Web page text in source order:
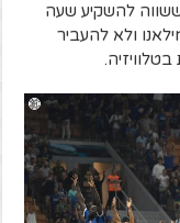
להשקיע שעה
ולא להעביר